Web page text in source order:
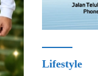
Lifestyle